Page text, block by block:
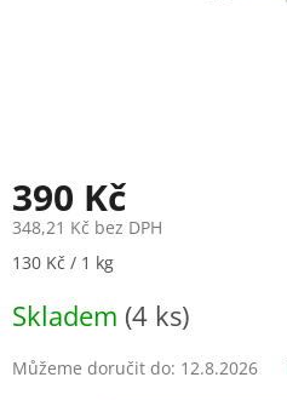
390 Kč
348,21 Kč bez DPH
Měrná
130 Kč / 1 kg
Skladem (4 ks)
Můžeme doručit do: 12.8.2026